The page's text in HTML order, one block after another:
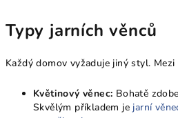
Typy jarních věnců
Každý domov vyžaduje jiný styl.
Květinový věnec: Bohatě
Skvělým příkladem je jarní